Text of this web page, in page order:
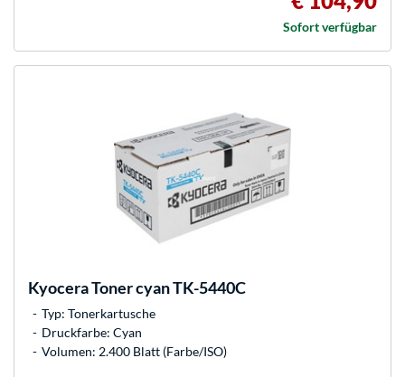
Sofort verfügbar
KyoceraToner cyan TK-5440C
Typ: Tonerkartusche
Druckfarbe: Cyan
Volumen: 2.400 Blatt (Farbe/ISO)